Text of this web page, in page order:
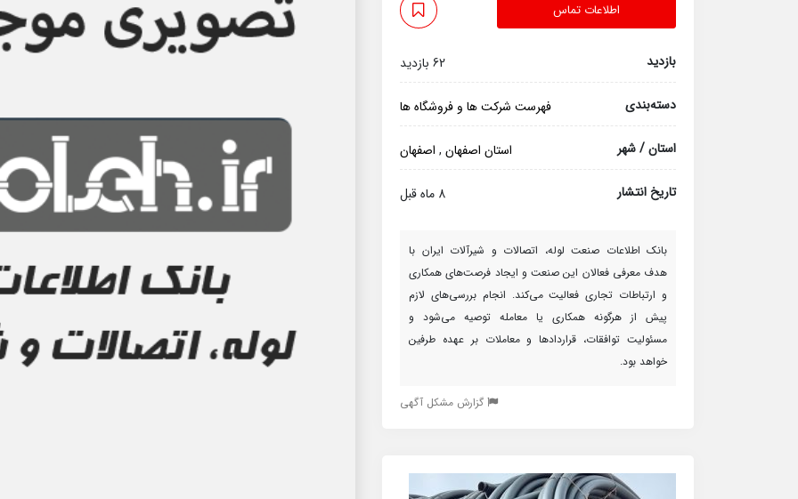
اطلاعات تماس
بازدید 62 بازدید
دسته‌بندی فهرست شرکت ها و فروشگاه ها
استان / شهر استان اصفهان , اصفهان
تاریخ انتشار 8 ماه قبل
بانک اطلاعات صنعت لوله، اتصالات و شیرآلات ایران با
هدف معرفی فعالان این صنعت و ایجاد فرصت‌های همکاری
و ارتباطات تجاری فعالیت می‌کند. انجام بررسی‌های لازم
پیش از هرگونه همکاری یا معامله توصیه می‌شود و
مسئولیت توافقات، قراردادها و معاملات بر عهده طرفین
خواهد بود.
گزارش مشکل آگهی